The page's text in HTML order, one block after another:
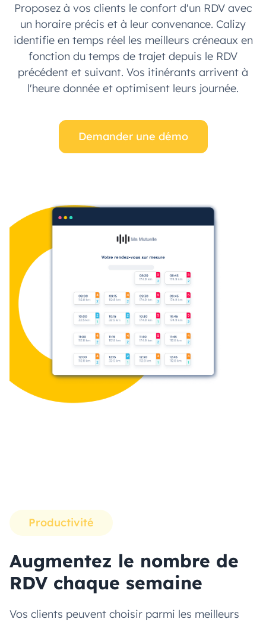
Proposez à vos clients le confort d'un RDV avec
un horaire précis et à leur convenance. Calizy
identifie en temps réel les meilleurs créneaux en
fonction du temps de trajet depuis le RDV
précédent et suivant. Vos itinérants arrivent à
l'heure donnée et optimisent leurs journée.
Demander une démo
Productivité
Augmentez le nombre de
RDV chaque semaine
Vos clients peuvent choisir parmi les meilleurs